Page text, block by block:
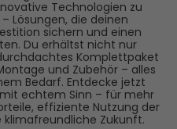
Technologien zu
Lösungen, die deinen
sichern und einen
Du erhältst nicht nur
Komplettpaket
und Zubehör – alles
Bedarf. Entdecke jetzt
mit echtem Sinn – für mehr
effiziente Nutzung der
klimafreundliche Zukunft.